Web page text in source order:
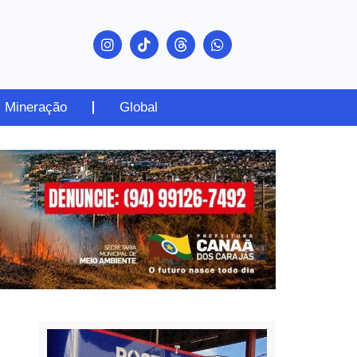
Mineração Global
PUBLICIDADE